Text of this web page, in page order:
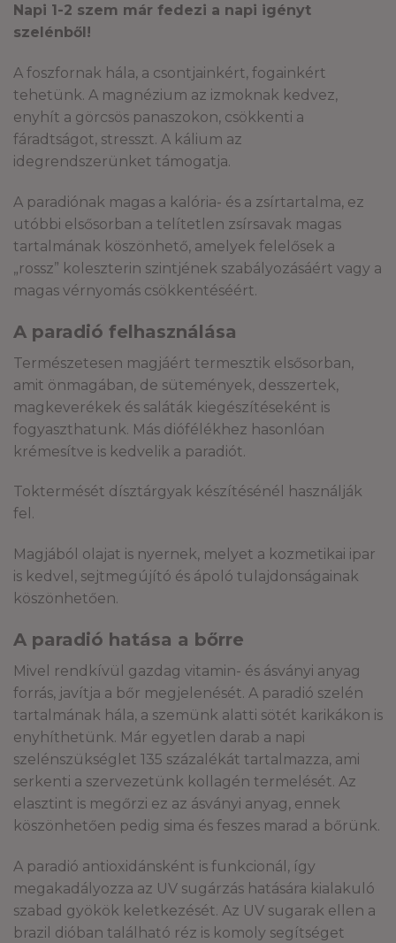
Napi 1-2 szem már fedezi a napi igényt
szelénből!
A foszfornak hála, a csontjainkért, fogainkért
tehetünk. A magnézium az izmoknak kedvez,
enyhít a görcsös panaszokon, csökkenti a
fáradtságot, stresszt. A kálium az
idegrendszerünket támogatja.
A paradiónak magas a kalória- és a zsírtartalma, ez
utóbbi elsősorban a telítetlen zsírsavak magas
tartalmának köszönhető, amelyek felelősek a
„rossz” koleszterin szintjének szabályozásáért vagy a
magas vérnyomás csökkentéséért.
A paradió felhasználása
Természetesen magjáért termesztik elsősorban,
amit önmagában, de sütemények, desszertek,
magkeverékek és saláták kiegészítéseként is
fogyaszthatunk. Más diófélékhez hasonlóan
krémesítve is kedvelik a paradiót.
Toktermését dísztárgyak készítésénél használják
fel.
Magjából olajat is nyernek, melyet a kozmetikai ipar
is kedvel, sejtmegújító és ápoló tulajdonságainak
köszönhetően.
A paradió hatása a bőrre
Mivel rendkívül gazdag vitamin- és ásványi anyag
forrás, javítja a bőr megjelenését. A paradió szelén
tartalmának hála, a szemünk alatti sötét karikákon is
enyhíthetünk. Már egyetlen darab a napi
szelénszükséglet 135 százalékát tartalmazza, ami
serkenti a szervezetünk kollagén termelését. Az
elasztint is megőrzi ez az ásványi anyag, ennek
köszönhetően pedig sima és feszes marad a bőrünk.
A paradió antioxidánsként is funkcionál, így
megakadályozza az UV sugárzás hatására kialakuló
szabad gyökök keletkezését. Az UV sugarak ellen a
brazil dióban található réz is komoly segítséget